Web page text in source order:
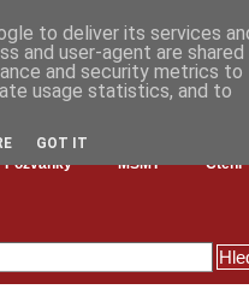
Pozvánky MŠMT Čtení
to deliver its services
and user-agent are shared
and security metrics to
usage statistics, and to
GOT IT